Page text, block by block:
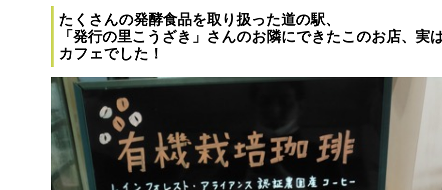
たくさんの発酵食品を取り扱った道の駅、
「発行の里こうざき」さんのお隣にできたこのお店、実
カフェでした！